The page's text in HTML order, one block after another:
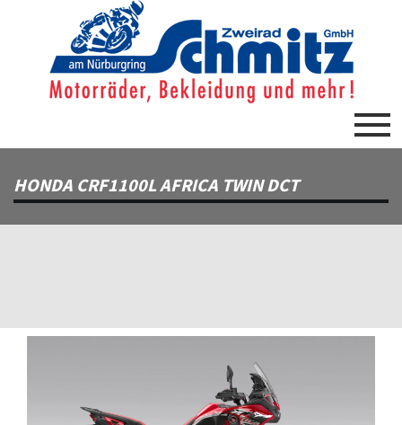
HONDA CRF1100L AFRICA TWIN DCT